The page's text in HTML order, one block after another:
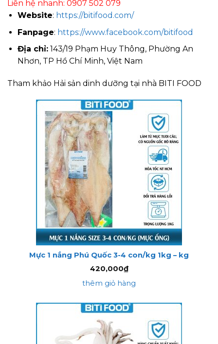
Liên hệ nhanh: 0907 502 079
Website: https://bitifood.com/
Fanpage: https://www.facebook.com/bitifood
Địa chỉ:143/19 Phạm Huy Thông, Phường An
Nhơn, TP Hồ Chí Minh, Việt Nam
Tham khảo Hải sản dinh dưỡng tại nhà BITI FOOD
Mực 1 nắng Phú Quốc 3-4 con/kg 1kg – kg
420,000₫
thêm giỏ hàng